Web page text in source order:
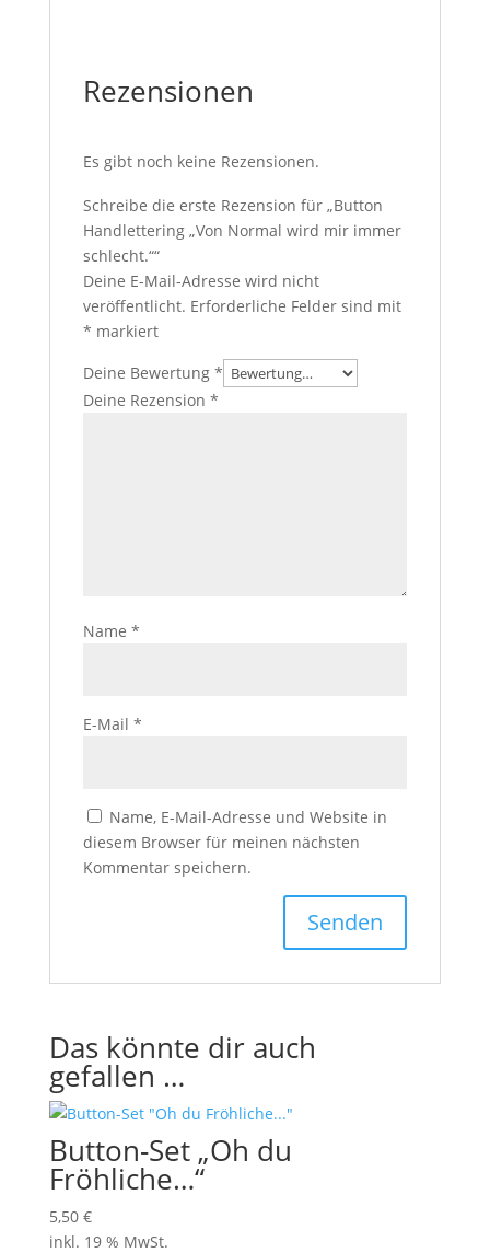
Rezensionen
Es gibt noch keine Rezensionen.
Schreibe die erste Rezension für „Button
Handlettering „Von Normal wird mir immer
schlecht.““
Deine E-Mail-Adresse wird nicht
veröffentlicht. Erforderliche Felder sind mit
* markiert
Deine Bewertung *
Deine Rezension *
Name *
E-Mail *
Name, E-Mail-Adresse und Website in
diesem Browser für meinen nächsten
Kommentar speichern.
Das könnte dir auch
gefallen …
Button-Set „Oh du
Fröhliche…“
5,50 €
inkl. 19 % MwSt.